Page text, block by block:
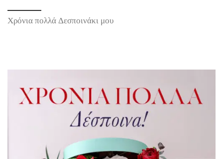
Χρόνια πολλά Δεσποινάκι μου